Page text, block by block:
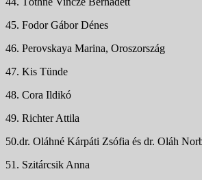
45. Fodor Gábor Dénes
46. Perovskaya Marina, Oroszország
47. Kis Tünde
48. Cora Ildikó
49. Richter Attila
50.dr. Oláhné Kárpáti Zsófia és dr. Oláh
51. Szitárcsik Anna